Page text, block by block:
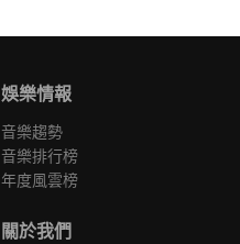
娛樂情報
音樂趨勢
音樂排行榜
年度風雲榜
關於我們